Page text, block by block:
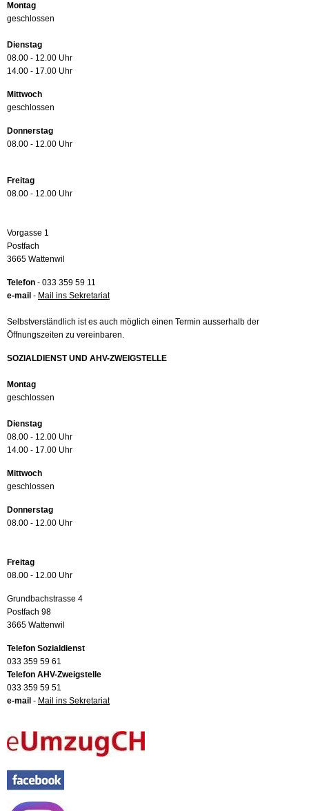
Montag
geschlossen
Dienstag
08.00 - 12.00 Uhr
14.00 - 17.00 Uhr
Mittwoch
geschlossen
Donnerstag
08.00 - 12.00 Uhr
Freitag
08.00 - 12.00 Uhr
Vorgasse 1
Postfach
3665 Wattenwil
Telefon - 033 359 59 11
e-mail - Mail ins Sekretariat
Selbstverständlich ist es auch möglich einen Termin ausserhalb der
Öffnungszeiten zu vereinbaren.
SOZIALDIENST UND AHV-ZWEIGSTELLE
Montag
geschlossen
Dienstag
08.00 - 12.00 Uhr
14.00 - 17.00 Uhr
Mittwoch
geschlossen
Donnerstag
08.00 - 12.00 Uhr
Freitag
08.00 - 12.00 Uhr
Grundbachstrasse 4
Postfach 98
3665 Wattenwil
Telefon Sozialdienst
033 359 59 61
Telefon AHV-Zweigstelle
033 359 59 51
e-mail - Mail ins Sekretariat